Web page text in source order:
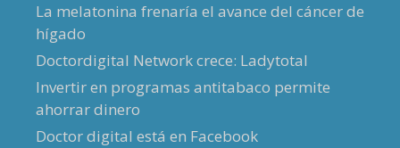
La melatonina frenaría el avance del cáncer de
hígado
Doctordigital Network crece: Ladytotal
Invertir en programas antitabaco permite
ahorrar dinero
Doctor digital está en Facebook